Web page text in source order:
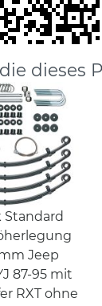
dieses
Standard
Jeep
87-95 mit
RXT ohne